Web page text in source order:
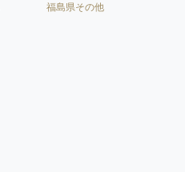
福島県その他